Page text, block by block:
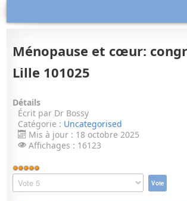
Ménopause et cœur:
Lille 101025
Détails
Écrit par Dr Bossy
Catégorie : Uncategorised
Mis à jour : 18 octobre 2025
Affichages : 16123
Vote
utilisateur:
Veuillez
voter